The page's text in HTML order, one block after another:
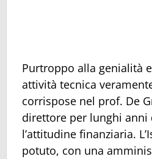
Purtroppo alla genialità
attività tecnica
corrispose nel prof. De
direttore per lunghi anni
l’attitudine finanziaria.
potuto, con una